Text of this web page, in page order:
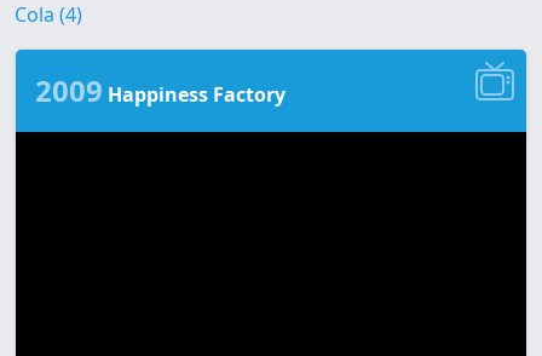
Cola (4)
2009 Happiness Factory